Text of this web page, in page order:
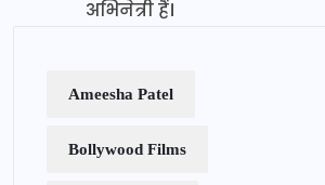
अभिनेत्री हैं।
Ameesha Patel
Bollywood Films